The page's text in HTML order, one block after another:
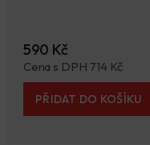
590 Kč
Cena s DPH 714 Kč
PŘIDAT DO KOŠÍKU